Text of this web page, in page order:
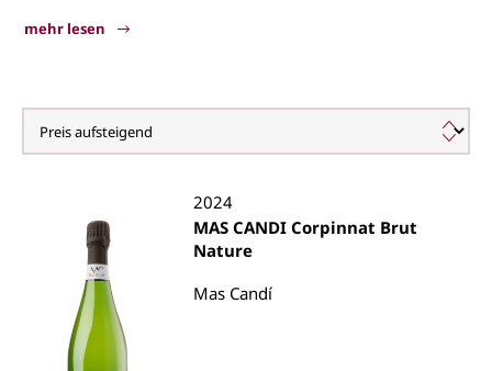
mehr lesen
Parellada
2024
MAS CANDI Corpinnat Brut
Nature
Mas Candí